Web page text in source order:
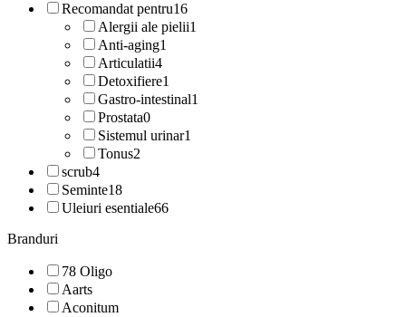
Recomandat pentru16
Alergii ale pielii1
Anti-aging1
Articulatii4
Detoxifiere1
Gastro-intestinal1
Prostata0
Sistemul urinar1
Tonus2
scrub4
Seminte18
Uleiuri esentiale66
Branduri
78 Oligo
Aarts
Aconitum